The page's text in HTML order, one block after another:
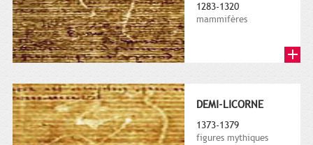
1283-1320
mammifères
DEMI-LICORNE
1373-1379
figures mythiques